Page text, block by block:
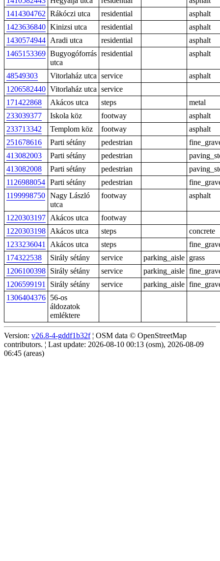
1414304762 Rákóczi utca residential
asphalt
1423636840 Kinizsi utca residential
asphalt
1430574944 Aradi utca residential
asphalt
1465153369 Bugyogóforrás
utca
residential asphalt
48549303 Vitorlaház utca service
asphalt
1206582440 Vitorlaház utca service
171422868
Akácos utca steps
metal
233039377
Iskola köz footway
asphalt
233713342
Templom köz footway
asphalt
251678616
Parti sétány pedestrian
413082003
Parti sétány pedestrian
413082008
Parti sétány pedestrian
1126988054 Parti sétány pedestrian
1199998750 Nagy László
utca
footway asphalt
1220303197 Akácos utca
footway
1220303198 Akácos utca steps
concrete
1233236041
Akácos utca steps
174322538
Sirály sétány service parking_aisle grass
1206100398 Sirály sétány service parking_aisle
1206599191
Sirály sétány service parking_aisle
1306404376 56-os
áldozatok
emléktere
Version: v26.8-4-gddf1b32f¦ OSM data © OpenStreetMap
contributors. ¦ Last update: 2026-08-10 00:13 (osm), 2026-08-09
06:45 (areas)